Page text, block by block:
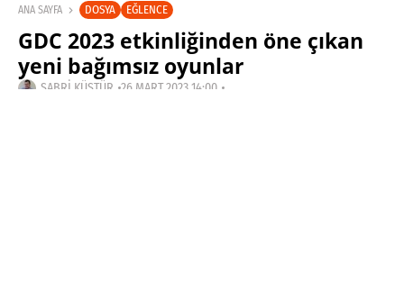
ANA SAYFA DOSYA EĞLENCE
GDC 2023 etkinliğinden öne çıkan
yeni bağımsız oyunlar
SABRI KÜSTÜR 26 MART 2023 14:00